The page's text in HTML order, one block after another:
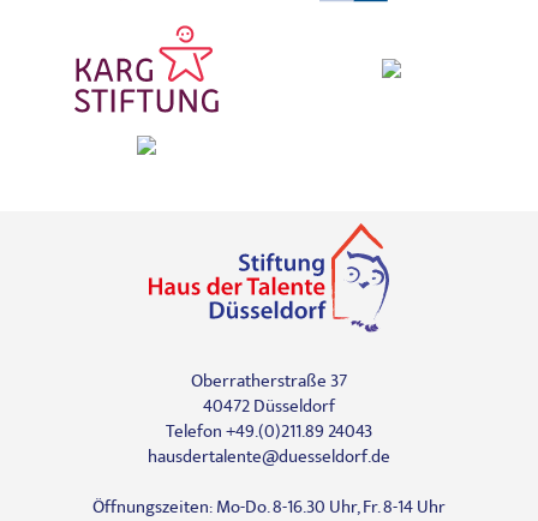
Oberratherstraße 37
40472 Düsseldorf
Telefon +49.(0)211.89 24043
hausdertalente@duesseldorf.de
Öffnungszeiten: Mo-Do. 8-16.30 Uhr, Fr. 8-14 Uhr